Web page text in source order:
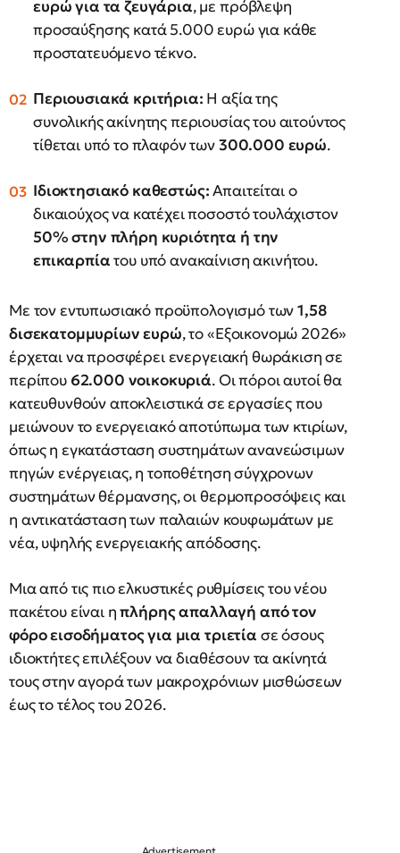
ευρώ για τα ζευγάρια, με πρόβλεψη
προσαύξησης κατά 5.000 ευρώ για κάθε
προστατευόμενο τέκνο.
Περιουσιακά κριτήρια: Η αξία της
συνολικής ακίνητης περιουσίας του αιτούντος
τίθεται υπό το πλαφόν των300.000 ευρώ.
Ιδιοκτησιακό καθεστώς:Απαιτείται ο
δικαιούχος να κατέχει ποσοστό τουλάχιστον
50% στην πλήρη κυριότητα ή την
επικαρπίατου υπό ανακαίνιση ακινήτου.
Με τον εντυπωσιακό προϋπολογισμό των1,58
δισεκατομμυρίων ευρώ, το «Εξοικονομώ 2026»
έρχεται να προσφέρει ενεργειακή θωράκιση σε
περίπου 62.000 νοικοκυριά. Οι πόροι αυτοί θα
κατευθυνθούν αποκλειστικά σε εργασίες που
μειώνουν το ενεργειακό αποτύπωμα των κτιρίων,
όπως η εγκατάσταση συστημάτων ανανεώσιμων
πηγών ενέργειας, η τοποθέτηση σύγχρονων
συστημάτων θέρμανσης, οι θερμοπροσόψεις και
η αντικατάσταση των παλαιών κουφωμάτων με
νέα, υψηλής ενεργειακής απόδοσης.
Μια από τις πιο ελκυστικές ρυθμίσεις του νέου
πακέτου είναι ηπλήρης απαλλαγή από τον
φόρο εισοδήματος για μια τριετία σε όσους
ιδιοκτήτες επιλέξουν να διαθέσουν τα ακίνητά
τους στην αγορά των μακροχρόνιων μισθώσεων
έως το τέλος του 2026.